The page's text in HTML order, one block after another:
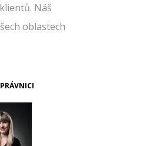
Náš
oblastech